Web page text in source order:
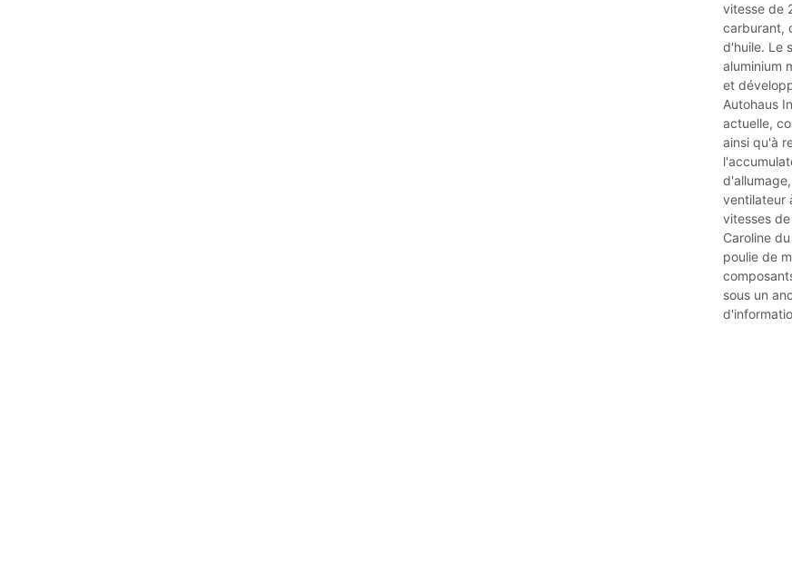
vitesse de
carburant,
d'huile. Le
aluminium
et
Autohaus
actuelle,
ainsi qu'à
ventilateur
vitesses
Caroline
poulie de
sous un